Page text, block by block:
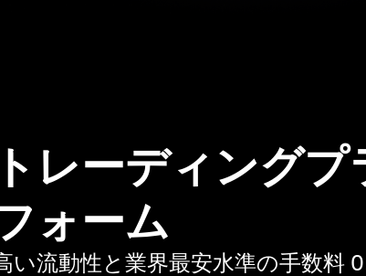
トレーディングプ
ォーム
い流動性と業界最安水準の手数料